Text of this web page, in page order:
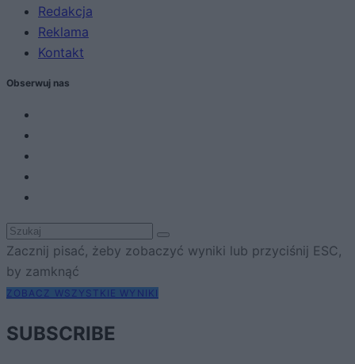
Redakcja
Reklama
Kontakt
Obserwuj nas
Zacznij pisać, żeby zobaczyć wyniki lub przyciśnij ESC,
by zamknąć
ZOBACZ WSZYSTKIE WYNIKI
SUBSCRIBE